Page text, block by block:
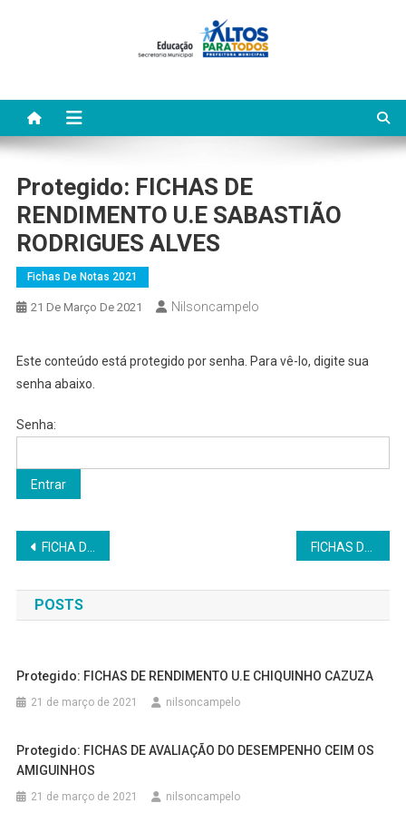
Protegido: FICHAS DE
RENDIMENTO U.E SABASTIÃO
RODRIGUES ALVES
Fichas De Notas 2021
21 De Março De 2021 Nilsoncampelo
Este conteúdo está protegido por senha. Para vê-lo, digite sua
senha abaixo.
Senha:
Navegação
de
Post
FICHA DE RENDIMENTO U.E MUNDICO DA PAZ
POSTS
Protegido: FICHAS DE RENDIMENTO U.E CHIQUINHO CAZUZA
21 de março de 2021 nilsoncampelo
Protegido: FICHAS DE AVALIAÇÃO DO DESEMPENHO CEIM OS
AMIGUINHOS
21 de março de 2021 nilsoncampelo